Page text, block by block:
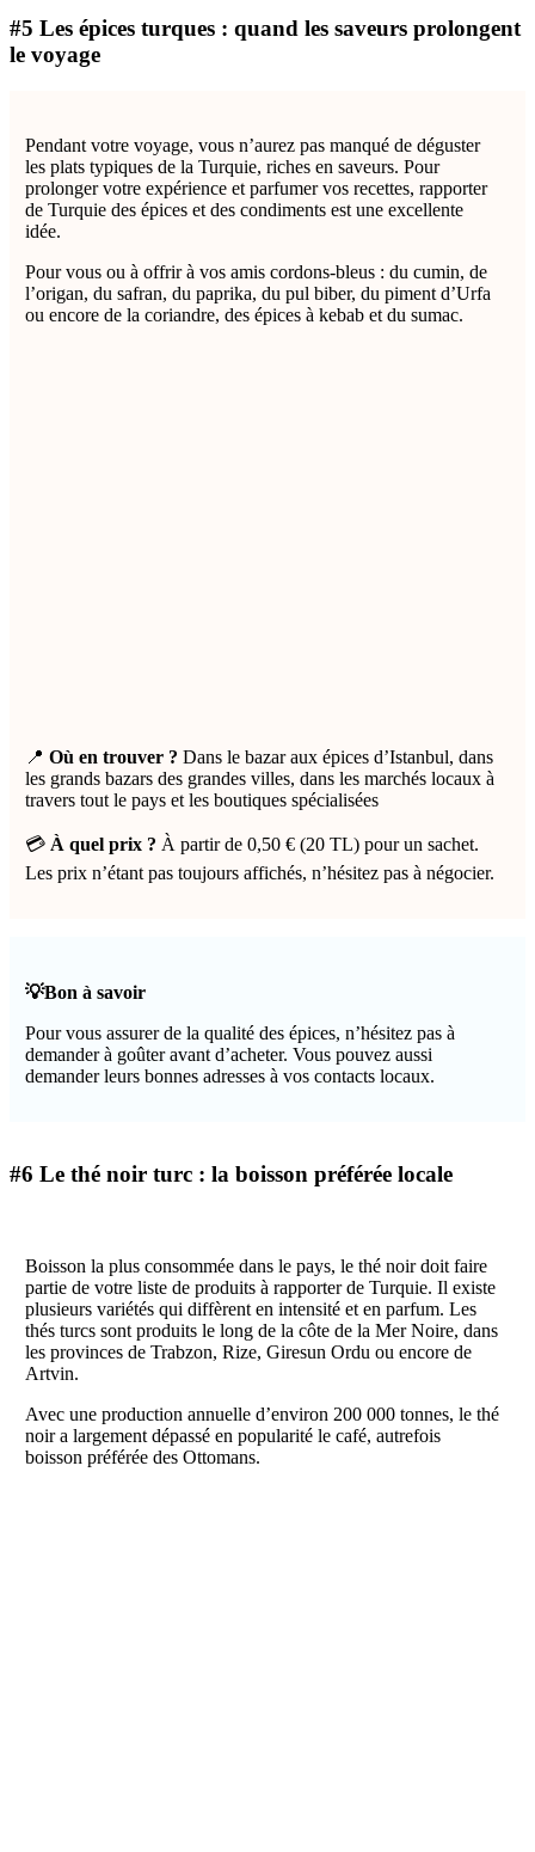
#5 Les épices turques : quand les saveurs prolongent
le voyage
Pendant votre voyage, vous n’aurez pas manqué de déguster
les plats typiques de la Turquie, riches en saveurs. Pour
prolonger votre expérience et parfumer vos recettes, rapporter
de Turquie des épices et des condiments est une excellente
idée.
Pour vous ou à offrir à vos amis cordons-bleus : du cumin, de
l’origan, du safran, du paprika, du pul biber, du piment d’Urfa
ou encore de la coriandre, des épices à kebab et du sumac.
📍 Où en trouver ? Dans le bazar aux épices d’Istanbul, dans
les grands bazars des grandes villes, dans les marchés locaux à
travers tout le pays et les boutiques spécialisées
💳 À quel prix ? À partir de 0,50 € (20 TL) pour un sachet.
Les prix n’étant pas toujours affichés, n’hésitez pas à négocier.
💡Bon à savoir
Pour vous assurer de la qualité des épices, n’hésitez pas à
demander à goûter avant d’acheter. Vous pouvez aussi
demander leurs bonnes adresses à vos contacts locaux.
#6 Le thé noir turc : la boisson préférée locale
Boisson la plus consommée dans le pays, le thé noir doit faire
partie de votre liste de produits à rapporter de Turquie. Il existe
plusieurs variétés qui diffèrent en intensité et en parfum. Les
thés turcs sont produits le long de la côte de la Mer Noire, dans
les provinces de Trabzon, Rize, Giresun Ordu ou encore de
Artvin.
Avec une production annuelle d’environ 200 000 tonnes, le thé
noir a largement dépassé en popularité le café, autrefois
boisson préférée des Ottomans.